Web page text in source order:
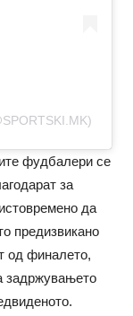
фудбалери се
за
да
предизвикано
од финалето,
задржувањето